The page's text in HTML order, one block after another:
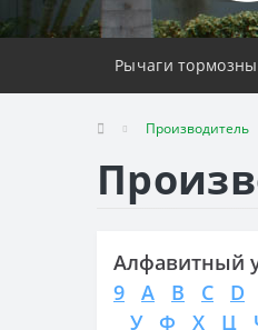
Рычаги
Производитель
Алфавитный
9
A B C D
У
Ф Х Ц